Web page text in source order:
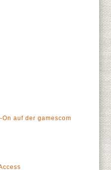
auf der gamescom